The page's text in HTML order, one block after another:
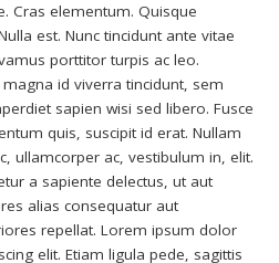
Cras elementum. Quisque
est. Nunc tincidunt ante vitae
porttitor turpis ac leo.
id viverra tincidunt, sem
sapien wisi sed libero. Fusce
quis, suscipit id erat. Nullam
ullamcorper ac, vestibulum in, elit.
a sapiente delectus, ut aut
alias consequatur aut
repellat. Lorem ipsum dolor
elit. Etiam ligula pede, sagittis